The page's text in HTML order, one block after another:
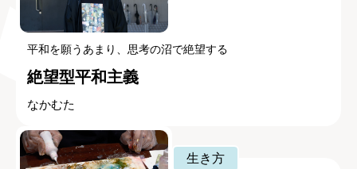
平和を願うあまり、思考の沼で絶望する
絶望型平和主義
なかむた
生き方